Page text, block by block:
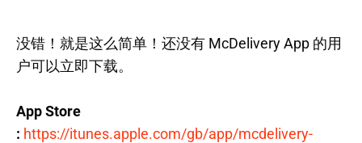
没错！就是这么简单！还没有 McDelivery App 的用
户可以立即下载。
App Store
: https://itunes.apple.com/gb/app/mcdelivery-